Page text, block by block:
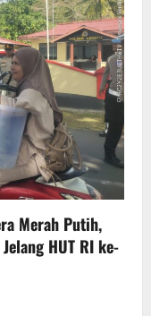
Merah Putih,
HUT RI ke-